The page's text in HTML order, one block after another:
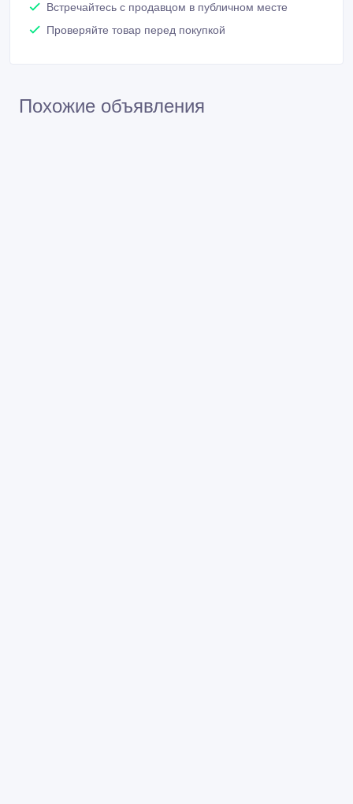
Встречайтесь с продавцом в публичном месте
Проверяйте товар перед покупкой
Похожие объявления